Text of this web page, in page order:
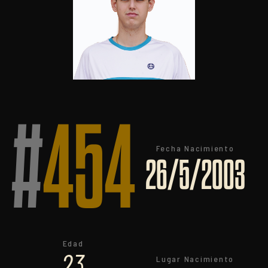
#454 Fecha Nacimiento
26/5/2003
Edad
Lugar Nacimiento